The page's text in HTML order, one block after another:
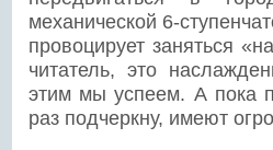
механической 6-
провоцирует заняться
читатель, это
этим мы успеем. А пока
раз подчеркну, имеют